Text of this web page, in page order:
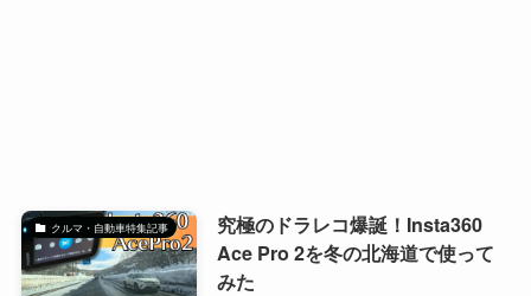
クルマ・自動車特集記事
究極のドラレコ爆誕！Insta360
Ace Pro 2を冬の北海道で使って
みた